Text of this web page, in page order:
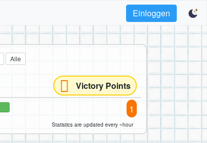
Einloggen
Alle
Victory Points
1
Statistics are updated every ~hour